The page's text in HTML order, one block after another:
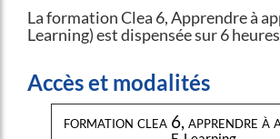
La formation Clea 6, Apprendre à
Learning) est dispensée sur 6 heures
Accès et modalités
formation clea 6, apprendre à